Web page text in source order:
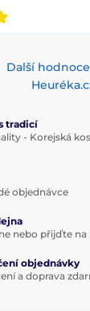
Další
tradicí
- Korejská
objednávce
nebo přijďte na
objednávky
a doprava